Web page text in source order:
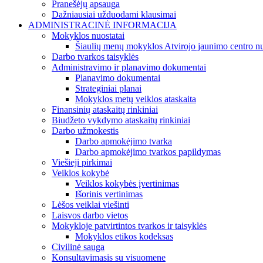
Pranešėjų apsauga
Dažniausiai užduodami klausimai
ADMINISTRACINĖ INFORMACIJA
Mokyklos nuostatai
Šiaulių menų mokyklos Atvirojo jaunimo centro
Darbo tvarkos taisyklės
Administravimo ir planavimo dokumentai
Planavimo dokumentai
Strateginiai planai
Mokyklos metų veiklos ataskaita
Finansinių ataskaitų rinkiniai
Biudžeto vykdymo ataskaitų rinkiniai
Darbo užmokestis
Darbo apmokėjimo tvarka
Darbo apmokėjimo tvarkos papildymas
Viešieji pirkimai
Veiklos kokybė
Veiklos kokybės įvertinimas
Išorinis vertinimas
Lėšos veiklai viešinti
Laisvos darbo vietos
Mokykloje patvirtintos tvarkos ir taisyklės
Mokyklos etikos kodeksas
Civilinė sauga
Konsultavimasis su visuomene